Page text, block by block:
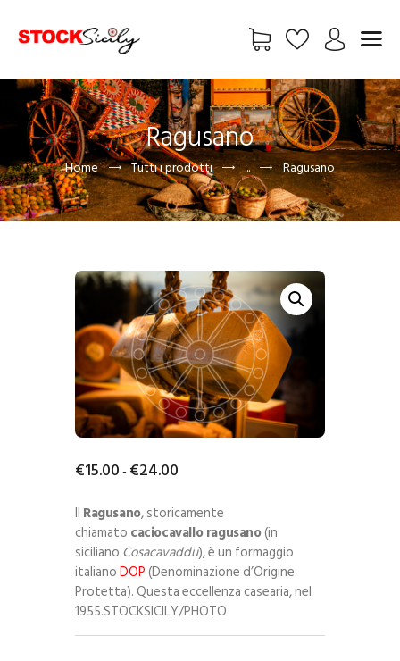
Ragusano
Home Tutti i prodotti ... Ragusano
HOME
CHI SIAMO
VETRINA
EXCLUSIVE
FREE
BLOG
CONTATTI
UTENTE
€15.00- €24.00
Il Ragusano, storicamente
chiamato caciocavallo ragusano(in
siciliano Cosacavaddu), è un formaggio
italianoDOP (Denominazione d’Origine
Protetta). Questa eccellenza casearia, nel
1955.STOCKSICILY/PHOTO